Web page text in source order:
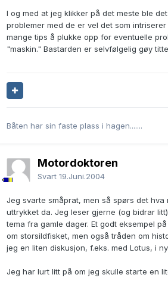
I og med at jeg klikker på det meste ble
problemer med de er vel det som
mange tips å plukke opp for eventuelle
"maskin." Bastarden er selvfølgelig gøy
Båten har sin faste plass i hagen.......
Motordoktoren
Svart 19.Juni.2004
Jeg svarte småprat, men så spørs det hva
uttrykket da. Jeg leser gjerne (og bidrar
tema fra gamle dager. Et godt eksempel
om storsildfisket, men også tråden om
jeg en liten diskusjon, f.eks. med Lotus, i
Jeg har lurt litt på om jeg skulle starte en